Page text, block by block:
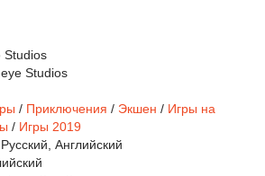
Studios
Studios
/ Приключения / Экшен / Игры на
/ Игры 2019
Русский, Английский